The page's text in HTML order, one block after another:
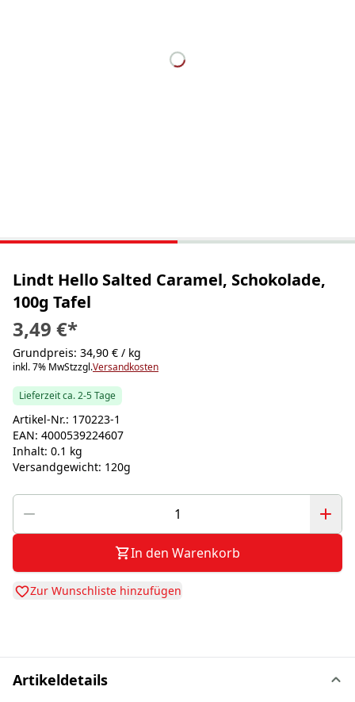
Lindt Hello Salted Caramel, Schokolade,
100g Tafel
3,49 €*
Grundpreis: 34,90 € / kg
inkl. 7% MwStzzgl.Versandkosten
Lieferzeit ca. 2-5 Tage
Artikel-Nr.: 170223-1
EAN: 4000539224607
Inhalt: 0.1 kg
Versandgewicht: 120g
In den Warenkorb
Zur Wunschliste hinzufügen
Artikeldetails